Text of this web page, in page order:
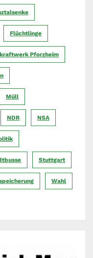
Flüchtlinge
Pforzheim
Müll
NDR NSA
Stuttgart
Wahl